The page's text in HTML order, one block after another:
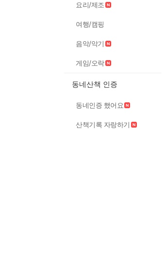
요리/제조
여행/캠핑
음악/악기
게임/오락
동네산책 인증
동네인증 했어요
산책기록 자랑하기